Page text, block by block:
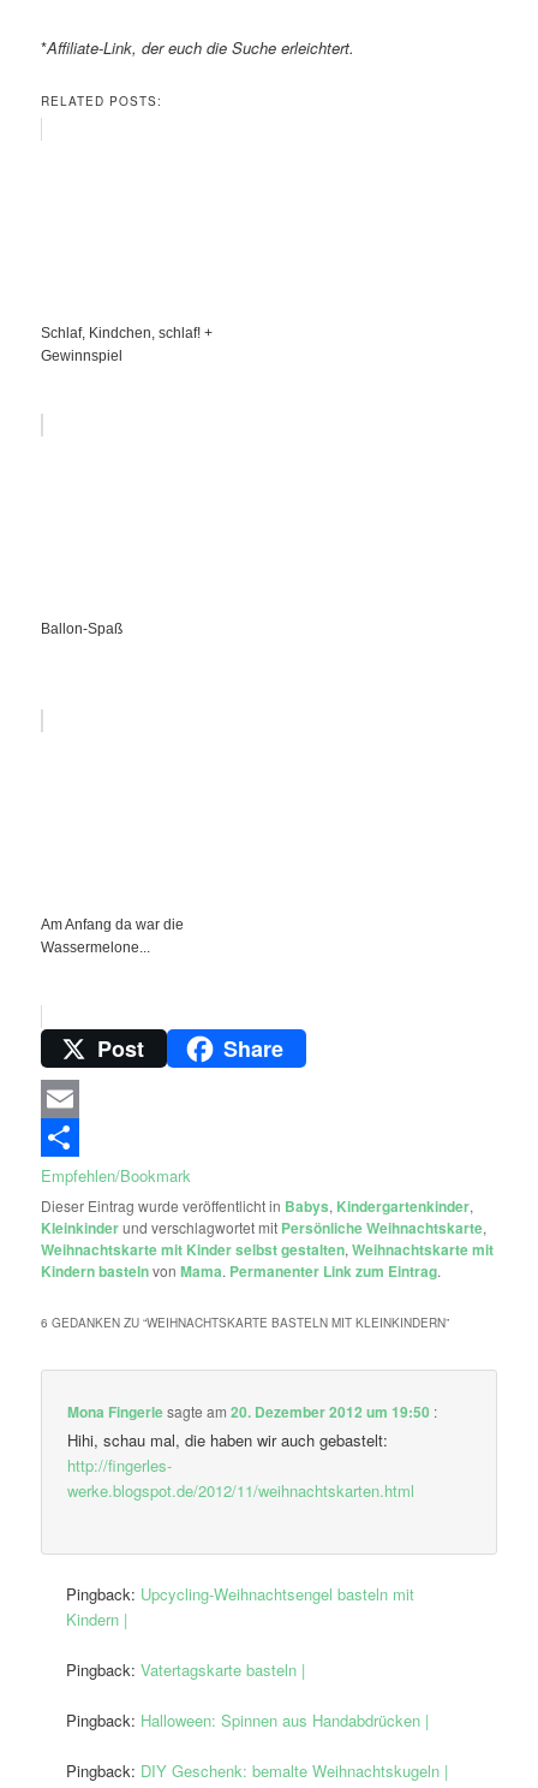
*Affiliate-Link, der euch die Suche erleichtert.
RELATED POSTS:
Schlaf, Kindchen, schlaf! +
Gewinnspiel
Ballon-Spaß
Am Anfang da war die
Wassermelone...
Post Share
Email
Empfehlen/Bookmark
Dieser Eintrag wurde veröffentlicht in Babys, Kindergartenkinder,
Kleinkinderund verschlagwortet mit Persönliche Weihnachtskarte,
Weihnachtskarte mit Kinder selbst gestalten,Weihnachtskarte mit
Kindern bastelnvonMama. Permanenter Link zum Eintrag.
6 GEDANKEN ZU “WEIHNACHTSKARTE BASTELN MIT KLEINKINDERN”
Mona Fingerlesagte am20. Dezember 2012 um 19:50 :
Hihi, schau mal, die haben wir auch gebastelt:
http://fingerles-
werke.blogspot.de/2012/11/weihnachtskarten.html
Pingback: Upcycling-Weihnachtsengel basteln mit
Kindern |
Pingback:Vatertagskarte basteln |
Pingback: Halloween: Spinnen aus Handabdrücken |
Pingback: DIY Geschenk: bemalte Weihnachtskugeln |